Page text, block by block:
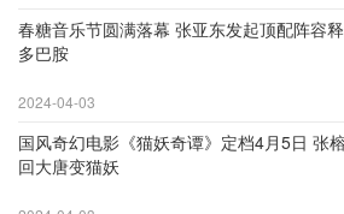
春糖音乐节圆满落幕 张亚东发起顶配阵容
多巴胺
2024-04-03
国风奇幻电影《猫妖奇谭》定档4月5日 张
回大唐变猫妖